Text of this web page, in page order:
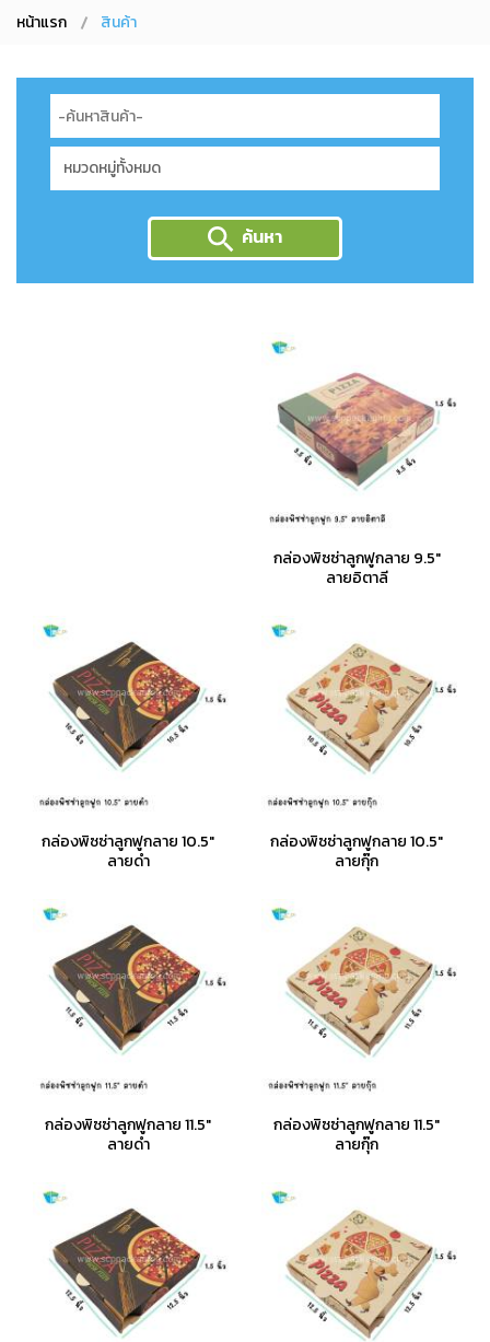
หน้าแรก สินค้า
ค้นหา
กล่องพิซซ่าลูกฟูกลาย 9.5"
ลายอิตาลี
กล่องพิซซ่าลูกฟูกลาย 10.5"
ลายดำ
กล่องพิซซ่าลูกฟูกลาย 10.5"
ลายกุ๊ก
กล่องพิซซ่าลูกฟูกลาย 11.5"
ลายดำ
กล่องพิซซ่าลูกฟูกลาย 11.5"
ลายกุ๊ก